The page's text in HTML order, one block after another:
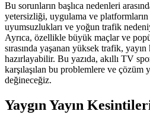
Bu sorunların başlıca nedenleri
yetersizliği, uygulama ve
uyumsuzlukları ve yoğun trafik
Ayrıca, özellikle büyük maçlar ve
sırasında yaşanan yüksek trafik,
hazırlayabilir. Bu yazıda, akıllı TV
karşılaşılan bu problemlere ve çözüm
değineceğiz.
Yaygın Yayın